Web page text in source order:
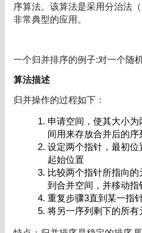
序算法。该算法是采用分治法
非常典型的应用。
一个归并排序的例子:对一个随
算法描述
归并操作的过程如下：
申请空间，使其大小
间用来存放合并后的序
设定两个指针，最初
起始位置
比较两个指针所指向
到合并空间，并移动指
重复步骤3直到某一指
将另一序列剩下的所